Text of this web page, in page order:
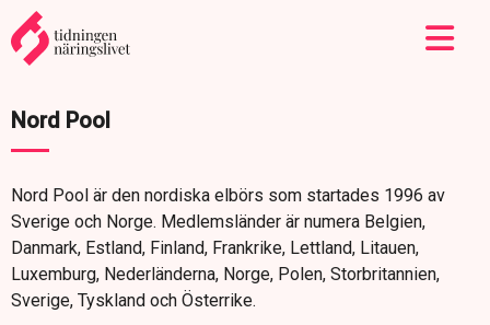
Nord Pool
Nord Pool är den nordiska elbörs som startades 1996 av
Sverige och Norge. Medlemsländer är numera Belgien,
Danmark, Estland, Finland, Frankrike, Lettland, Litauen,
Luxemburg, Nederländerna, Norge, Polen, Storbritannien,
Sverige, Tyskland och Österrike.